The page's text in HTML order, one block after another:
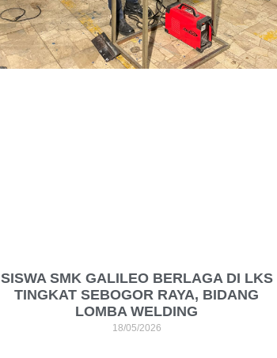
SISWA SMK GALILEO BERLAGA DI LKS
TINGKAT SEBOGOR RAYA, BIDANG
LOMBA WELDING
18/05/2026